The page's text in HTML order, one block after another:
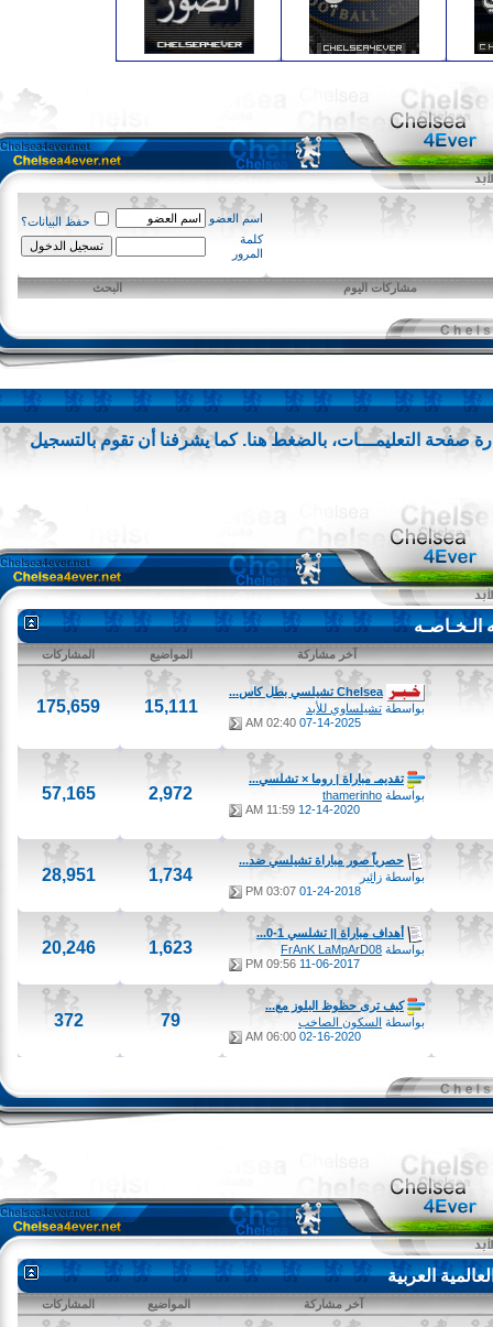
اسم العضو
حفظ البيانات؟
كلمة
المرور
مشاركات اليوم البحث
التعليمـــات،بالضغط هنا. كما يشرفنا أن تقومبالتسجيل
آخر مشاركة المواضيع المشاركات
Chelsea تشيلسي بطل كاس...
بواسطةتشيلساوي للأبد
07-14-2025
02:40 AM
15,111
175,659
تقديمـ مباراة | روما × تشلسي...
بواسطةthamerinho
12-14-2020
11:59 AM
2,972
57,165
حصرياً صور مباراة تشيلسي ضد...
بواسطةزائير
01-24-2018
03:07 PM
1,734
28,951
أهداف مباراة || تشلسي 1-0...
بواسطةFrAnK LaMpArD08
11-06-2017
09:56 PM
1,623
20,246
كيف ترى حظوظ البلوز مع...
بواسطةالسكون الصاخب
02-16-2020
06:00 AM
372
العربية
آخر مشاركة المواضيع المشاركات